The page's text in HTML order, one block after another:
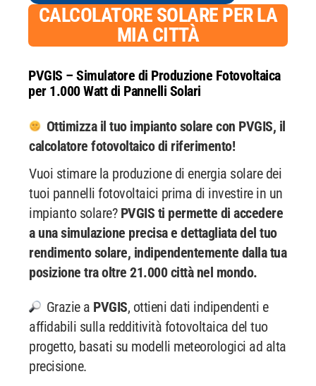
CALCOLATORE SOLARE PER LA
MIA CITTÀ
PVGIS – Simulatore di Produzione Fotovoltaica
per 1.000 Watt di Pannelli Solari
Ottimizza il tuo impianto solare con PVGIS, il
calcolatore fotovoltaico di riferimento!
Vuoi stimare la produzione di energia solare dei
tuoi pannelli fotovoltaici prima di investire in un
impianto solare? PVGIS ti permette di accedere
a una simulazione precisa e dettagliata del tuo
rendimento solare, indipendentemente dalla tua
posizione tra oltre 21.000 città nel mondo.
Grazie a PVGIS, ottieni dati indipendenti e
affidabili sulla redditività fotovoltaica del tuo
progetto, basati su modelli meteorologici ad alta
precisione.